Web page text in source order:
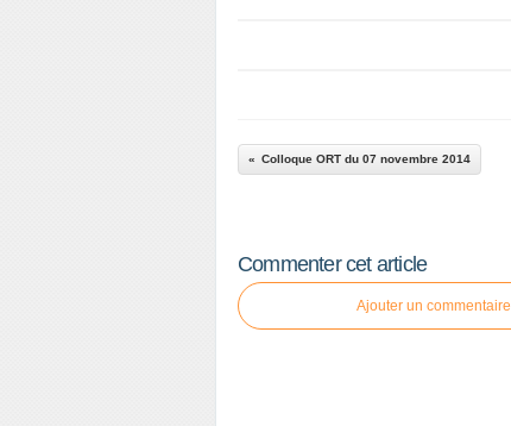
Colloque ORT du 07 novembre 2014
Commenter cet article
Ajouter un commentaire